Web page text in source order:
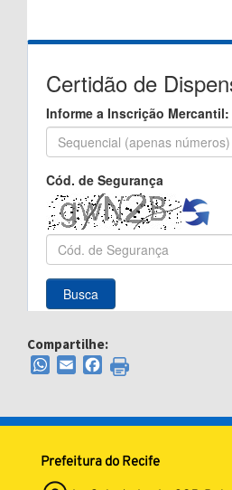
Compartilhe:
WhatsApp
EmailFacebook
Prefeitura do Recife